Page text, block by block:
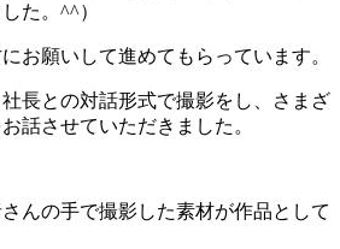
た。^^）
お願いして進めてもらっています。
長との対話形式で撮影をし、さまざ
話させていただきました。
んの手で撮影した素材が作品として